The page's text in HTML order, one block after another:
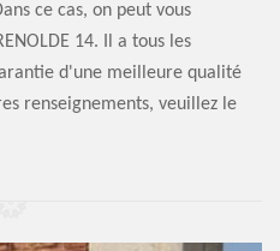
ce cas, on peut vous
14. Il a tous les
d'une meilleure qualité
renseignements, veuillez le